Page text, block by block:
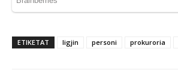
ETIKETAT ligjin personi prokuroria